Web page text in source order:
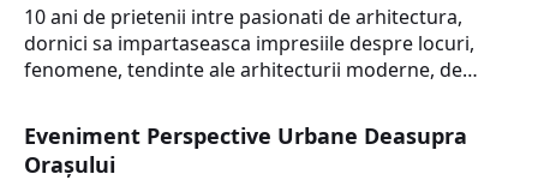
10 ani de prietenii intre pasionati de arhitectura,
dornici sa impartaseasca impresiile despre locuri,
fenomene, tendinte ale arhitecturii moderne, de…
Eveniment Perspective Urbane Deasupra
Oraşului